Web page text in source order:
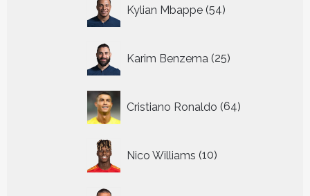
Kylian Mbappe 54
producten
Karim Benzema 25
producten
Cristiano Ronaldo 64
producten
Nico Williams 10
producten